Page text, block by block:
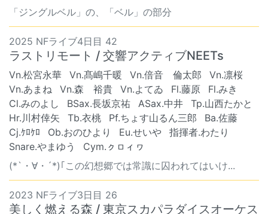
「ジングルベル」の、「ベル」の部分
2025 NFライブ4日目 42
ラストリモート / 交響アクティブNEETs
Vn.松宮永華 Vn.髙嶋千暖 Vn.倍音 倫太郎
Vn.凛桜
Vn.あまね
Vn.森 裕貴 Vn.よてゐ Fl.藤原
Fl.みき
Cl.みのよし
BSax.長坂京祐 ASax.中井
Tp.山西たかと
Hr.川村倖矢
Tb.衣桃 Pf.ちょす山るん三郎
Ba.佐藤
Cj.ｹﾛｹﾛ
Ob.おのひより Eu.せいや
指揮者.わたり
Snare.やまゆう
Cym.ㇰㇿィヮ
(*`・∀・´*)｢この幻想郷では常識に囚われてはいけ...
2023 NFライブ3日目 26
美しく燃える森 / 東京スカパラダイスオーケス